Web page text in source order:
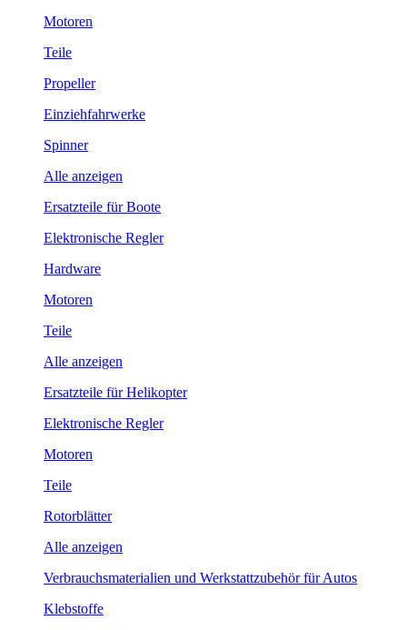
Motoren
Teile
Propeller
Einziehfahrwerke
Spinner
Alle anzeigen
Ersatzteile für Boote
Elektronische Regler
Hardware
Motoren
Teile
Alle anzeigen
Ersatzteile für Helikopter
Elektronische Regler
Motoren
Teile
Rotorblätter
Alle anzeigen
Verbrauchsmaterialien und Werkstattzubehör für Autos
Klebstoffe